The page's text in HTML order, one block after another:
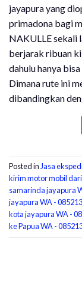
jayapura yang
primadona bagi
NAKULLE sekali
berjarak ribuan
dahulu hanya
Dimana rute ini
dibandingkan
Posted in Jasa
kirim motor mobil
samarinda jayapura
jayapura WA -
kota jayapura WA -
ke Papua WA -